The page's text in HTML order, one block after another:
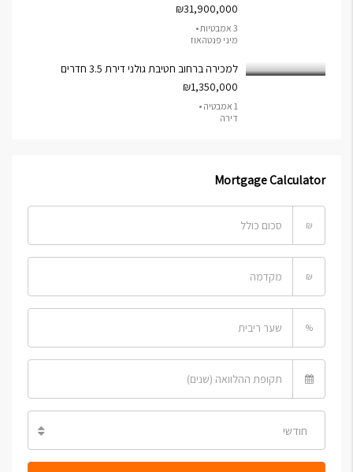
₪31,900,000
3 אמבטיות •
מיני פנטהאוז
למכירה ברחוב חטיבת גולני דירת 3.5 חדרים
₪1,350,000
1 אמבטיה •
דירה
Mortgage Calculator
₪
₪
%
חודשי